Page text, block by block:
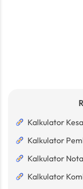
Kalkulator
Kalkulator
Kalkulator
Kalkulator